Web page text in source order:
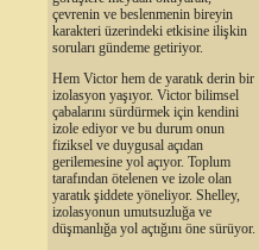
çevrenin ve beslenmenin bireyin
karakteri üzerindeki etkisine ilişkin
soruları gündeme getiriyor.
Hem Victor hem de yaratık derin bir
izolasyon yaşıyor. Victor bilimsel
çabalarını sürdürmek için kendini
izole ediyor ve bu durum onun
fiziksel ve duygusal açıdan
gerilemesine yol açıyor. Toplum
tarafından ötelenen ve izole olan
yaratık şiddete yöneliyor. Shelley,
izolasyonun umutsuzluğa ve
düşmanlığa yol açtığını öne sürüyor.